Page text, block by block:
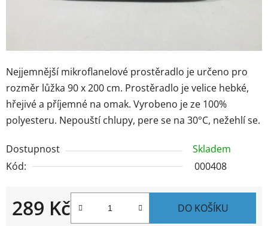
Nejjemnější mikroflanelové prostěradlo je určeno pro
rozměr lůžka 90 x 200 cm. Prostěradlo je velice hebké,
hřejivé a příjemné na omak. Vyrobeno je ze 100%
polyesteru. Nepouští chlupy, pere se na 30°C, nežehlí se.
Dostupnost
Skladem
Kód:
000408
289 Kč DO KOŠÍKU